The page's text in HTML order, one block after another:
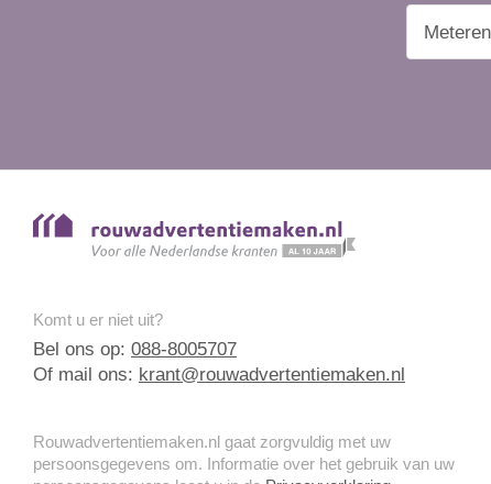
Komt u er niet uit?
Bel ons op: 088-8005707
Of mail ons: krant@rouwadvertentiemaken.nl
Rouwadvertentiemaken.nl gaat zorgvuldig met uw
persoonsgegevens om. Informatie over het gebruik van uw